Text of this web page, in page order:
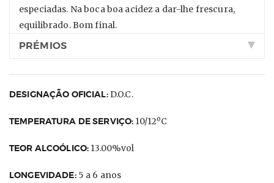
especiadas. Na boca boa acidez a dar-lhe frescura,
equilibrado. Bom final.
PRÉMIOS
DESIGNAÇÃO OFICIAL:D.O.C.
TEMPERATURA DE SERVIÇO: 10/12ºC
TEOR ALCOÓLICO: 13.00%vol
LONGEVIDADE: 5 a 6 anos